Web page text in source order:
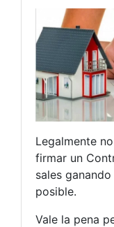
Legalmente
firmar un
sales
posible.
Vale la pena